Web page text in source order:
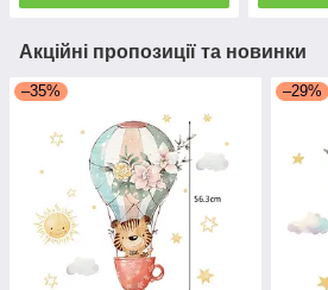
Акційні пропозиції та новинки
–35% –29%